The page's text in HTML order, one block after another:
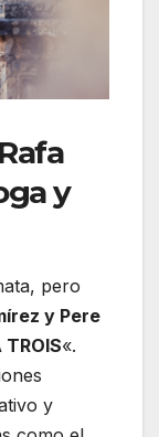
y
pero
y Pere
TROIS«.
y